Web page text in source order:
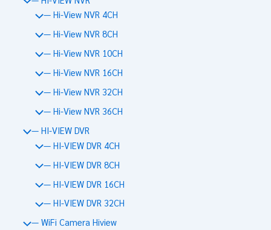
— Hi-View NVR 4CH
— Hi-View NVR 8CH
— Hi-View NVR 10CH
— Hi-View NVR 16CH
— Hi-View NVR 32CH
— Hi-View NVR 36CH
— HI-VIEW DVR
— HI-VIEW DVR 4CH
— HI-VIEW DVR 8CH
— HI-VIEW DVR 16CH
— HI-VIEW DVR 32CH
— WiFi Camera Hiview